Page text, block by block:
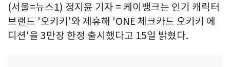
(서울=뉴스1) 정지윤 기자 = 케이뱅크는 인기 캐릭터
브랜드 '오키키'와 제휴해 'ONE 체크카드 오키키 에
디션'을 3만장 한정 출시했다고 15일 밝혔다.